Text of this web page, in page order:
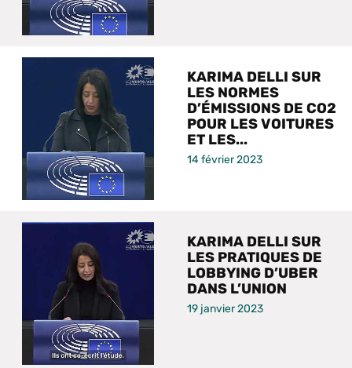
KARIMA DELLI SUR
LES NORMES
D’ÉMISSIONS DE CO2
POUR LES VOITURES
ET LES...
14 février 2023
KARIMA DELLI SUR
LES PRATIQUES DE
LOBBYING D’UBER
DANS L’UNION
19 janvier 2023